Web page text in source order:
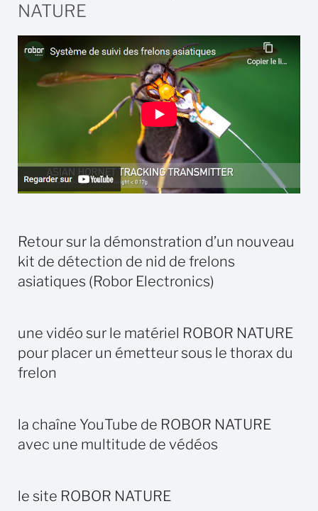
NATURE
Retour sur la démonstration d’un nouveau
kit de détection de nid de frelons
asiatiques (Robor Electronics)
une vidéo sur le matériel ROBOR NATURE
pour placer un émetteur sous le thorax du
frelon
la chaîne YouTube de ROBOR NATURE
avec une multitude de védéos
le site ROBOR NATURE